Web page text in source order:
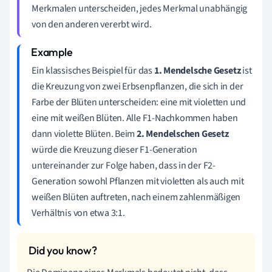
Merkmalen unterscheiden, jedes Merkmal unabhängig
von den anderen vererbt wird.
Ein klassisches Beispiel für das1. Mendelsche Gesetzist
die Kreuzung von zwei Erbsenpflanzen, die sich in der
Farbe der Blüten unterscheiden: eine mit violetten und
eine mit weißen Blüten. Alle F1-Nachkommen haben
dann violette Blüten. Beim2. Mendelschen Gesetz
würde die Kreuzung dieser F1-Generation
untereinander zur Folge haben, dass in der F2-
Generation sowohl Pflanzen mit violetten als auch mit
weißen Blüten auftreten, nach einem zahlenmäßigen
Verhältnis von etwa 3:1.